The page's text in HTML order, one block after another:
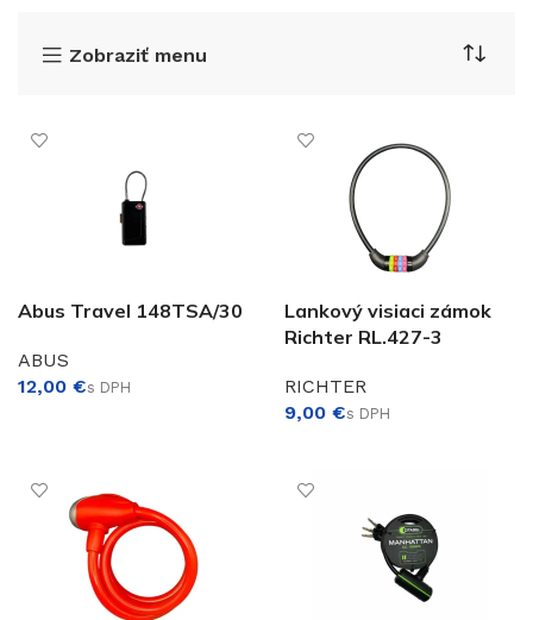
Zobraziť menu
Abus Travel 148TSA/30
ABUS
€
Lankový visiaci zámok
Richter RL.427-3
RICHTER
€